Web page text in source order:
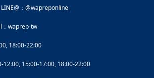
：@wapreponline
：waprep-tw
18:00-22:00
12:00, 15:00-17:00, 18:00-22:00